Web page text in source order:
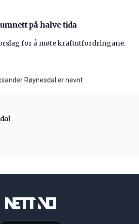
på halve tida
for å møte kraftutfordringane.
Røynesdal er nevnt